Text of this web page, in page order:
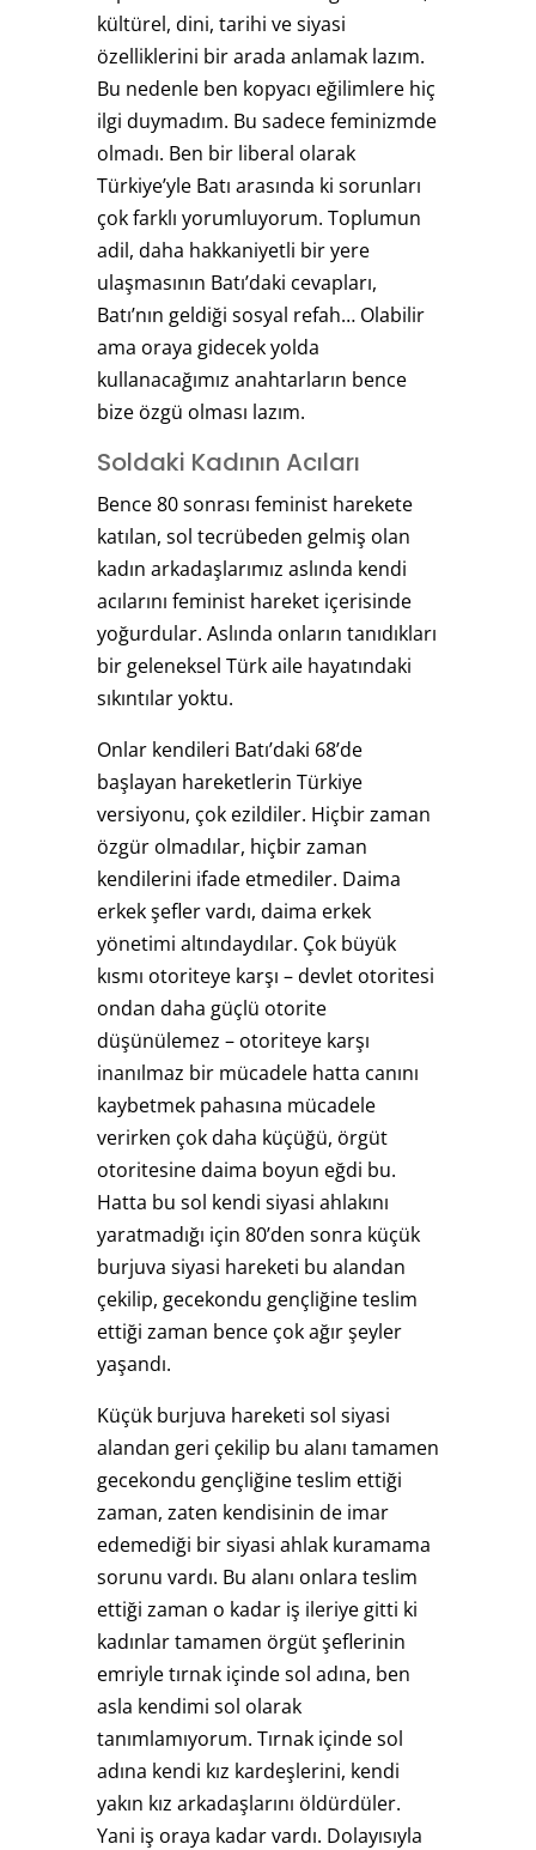
kültürel, dini, tarihi ve siyasi
özelliklerini bir arada anlamak lazım.
Bu nedenle ben kopyacı eğilimlere hiç
ilgi duymadım. Bu sadece feminizmde
olmadı. Ben bir liberal olarak
Türkiye’yle Batı arasında ki sorunları
çok farklı yorumluyorum. Toplumun
adil, daha hakkaniyetli bir yere
ulaşmasının Batı’daki cevapları,
Batı’nın geldiği sosyal refah… Olabilir
ama oraya gidecek yolda
kullanacağımız anahtarların bence
bize özgü olması lazım.
Soldaki Kadının Acıları
Bence 80 sonrası feminist harekete
katılan, sol tecrübeden gelmiş olan
kadın arkadaşlarımız aslında kendi
acılarını feminist hareket içerisinde
yoğurdular. Aslında onların tanıdıkları
bir geleneksel Türk aile hayatındaki
sıkıntılar yoktu.
Onlar kendileri Batı’daki 68’de
başlayan hareketlerin Türkiye
versiyonu, çok ezildiler. Hiçbir zaman
özgür olmadılar, hiçbir zaman
kendilerini ifade etmediler. Daima
erkek şefler vardı, daima erkek
yönetimi altındaydılar. Çok büyük
kısmı otoriteye karşı – devlet otoritesi
ondan daha güçlü otorite
düşünülemez – otoriteye karşı
inanılmaz bir mücadele hatta canını
kaybetmek pahasına mücadele
verirken çok daha küçüğü, örgüt
otoritesine daima boyun eğdi bu.
Hatta bu sol kendi siyasi ahlakını
yaratmadığı için 80’den sonra küçük
burjuva siyasi hareketi bu alandan
çekilip, gecekondu gençliğine teslim
ettiği zaman bence çok ağır şeyler
yaşandı.
Küçük burjuva hareketi sol siyasi
alandan geri çekilip bu alanı tamamen
gecekondu gençliğine teslim ettiği
zaman, zaten kendisinin de imar
edemediği bir siyasi ahlak kuramama
sorunu vardı. Bu alanı onlara teslim
ettiği zaman o kadar iş ileriye gitti ki
kadınlar tamamen örgüt şeflerinin
emriyle tırnak içinde sol adına, ben
asla kendimi sol olarak
tanımlamıyorum. Tırnak içinde sol
adına kendi kız kardeşlerini, kendi
yakın kız arkadaşlarını öldürdüler.
Yani iş oraya kadar vardı. Dolayısıyla